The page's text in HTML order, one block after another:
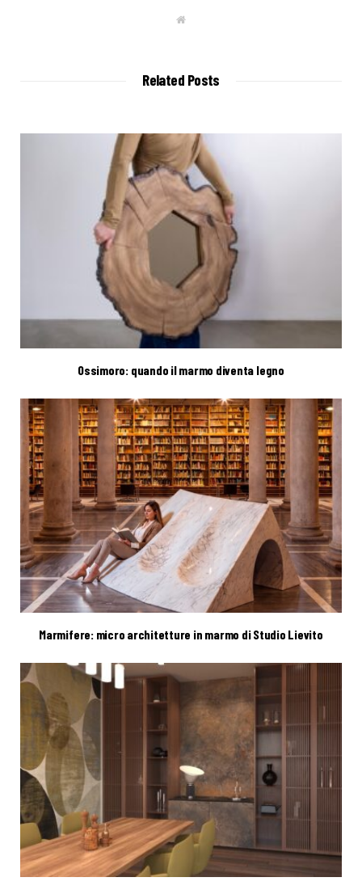
W
Related Posts
Ossimoro: quando il marmo diventa legno
Marmifere: micro architetture in marmo di Studio Lievito